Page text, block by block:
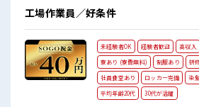
工場作業員／好条件
未経験者OK 経験者歓迎 高収入
寮あり (寮費無料)
制服あり 研
社員食堂あり
ロッカー完備 染
平均年齢20代
30代が活躍